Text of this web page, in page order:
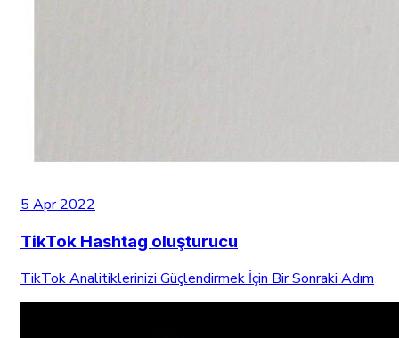
5 Apr 2022
TikTok Hashtag oluşturucu
TikTok Analitiklerinizi Güçlendirmek İçin Bir Sonraki Adım